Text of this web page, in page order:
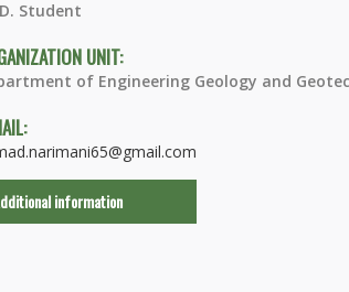
Student
UNIT:
of Engineering Geology and
information